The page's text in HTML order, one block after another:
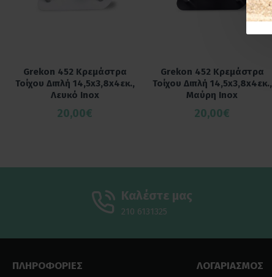
Grekon 452 Κρεμάστρα
Τοίχου Διπλή 14,5x3,8x4εκ.,
Λευκό Inox
20,00€
Grekon 452 Κρεμάστρα
Τοίχου Διπλή 14,5x3,8x4εκ.,
Μαύρη Inox
20,00€
Καλέστε μας
210 6131325
ΠΛΗΡΟΦΟΡΙΕΣ ΛΟΓΑΡΙΑΣΜΟΣ